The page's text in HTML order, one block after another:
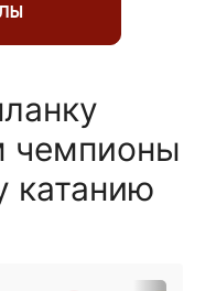
чемпионы
катанию